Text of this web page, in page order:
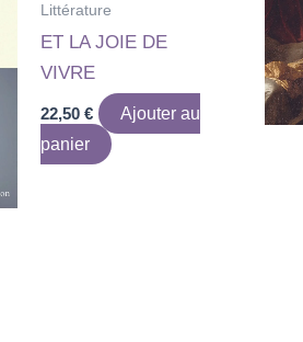
Littérature
ET LA JOIE DE
VIVRE
22,50 €
Ajouter au
panier